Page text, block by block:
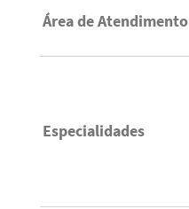
Área de Atendimento
Especialidades